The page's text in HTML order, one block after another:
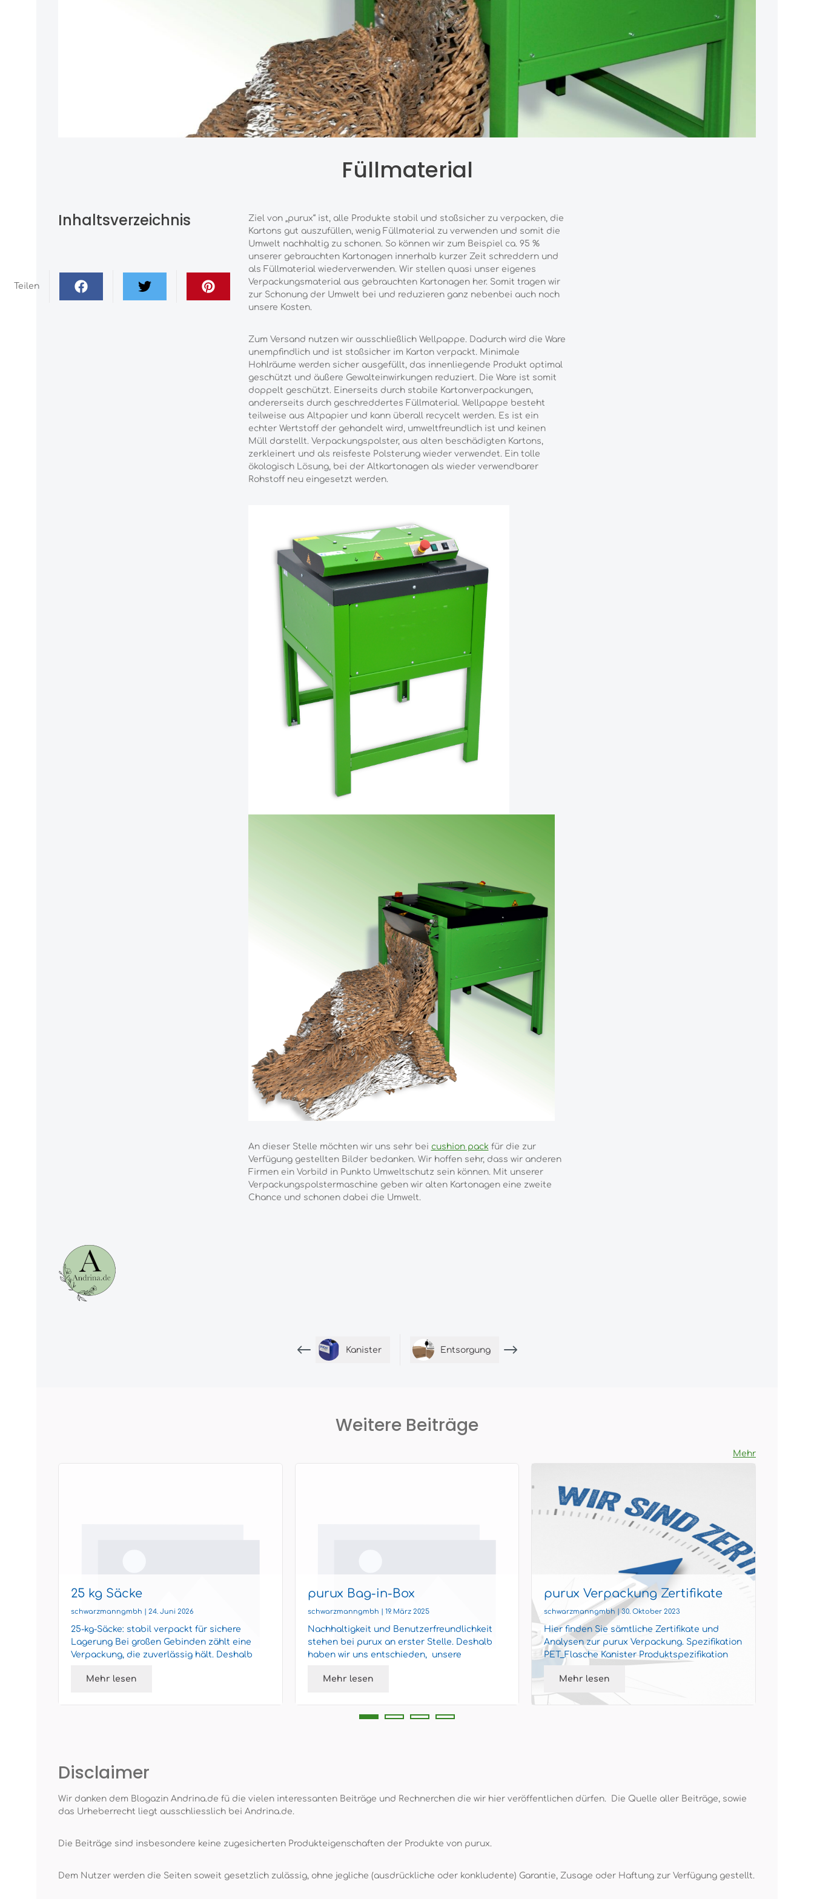
Füllmaterial
Inhaltsverzeichnis
Teilen
Ziel von „purux“ ist, alle Produkte stabil und stoßsicher zu verpacken, die
Kartons gut auszufüllen, wenig Füllmaterial zu verwenden und somit die
Umwelt nachhaltig zu schonen. So können wir zum Beispiel ca. 95 %
unserer gebrauchten Kartonagen innerhalb kurzer Zeit schreddern und
als Füllmaterial wiederverwenden. Wir stellen quasi unser eigenes
Verpackungsmaterial aus gebrauchten Kartonagen her. Somit tragen wir
zur Schonung der Umwelt bei und reduzieren ganz nebenbei auch noch
unsere Kosten.
Zum Versand nutzen wir ausschließlich Wellpappe. Dadurch wird die Ware
unempfindlich und ist stoßsicher im Karton verpackt. Minimale
Hohlräume werden sicher ausgefüllt, das innenliegende Produkt optimal
geschützt und äußere Gewalteinwirkungen reduziert. Die Ware ist somit
doppelt geschützt. Einerseits durch stabile Kartonverpackungen,
andererseits durch geschreddertes Füllmaterial. Wellpappe besteht
teilweise aus Altpapier und kann überall recycelt werden. Es ist ein
echter Wertstoff der gehandelt wird, umweltfreundlich ist und keinen
Müll darstellt. Verpackungspolster, aus alten beschädigten Kartons,
zerkleinert und als reisfeste Polsterung wieder verwendet. Ein tolle
ökologisch Lösung, bei der Altkartonagen als wieder verwendbarer
Rohstoff neu eingesetzt werden.
An dieser Stelle möchten wir uns sehr bei cushion pack für die zur
Verfügung gestellten Bilder bedanken. Wir hoffen sehr, dass wir anderen
Firmen ein Vorbild in Punkto Umweltschutz sein können. Mit unserer
Verpackungspolstermaschine geben wir alten Kartonagen eine zweite
Chance und schonen dabei die Umwelt.
Kanister Entsorgung
Weitere Beiträge
Mehr
25 kg Säcke
schwarzmanngmbh | 24. Juni 2026
25-kg-Säcke: stabil verpackt für sichere
Lagerung Bei großen Gebinden zählt eine
Verpackung, die zuverlässig hält. Deshalb
Mehr lesen
purux Bag-in-Box
schwarzmanngmbh | 19. März 2025
Nachhaltigkeit und Benutzerfreundlichkeit
stehen bei purux an erster Stelle. Deshalb
haben wir uns entschieden, unsere
Mehr lesen
purux Verpackung Zertifikate
schwarzmanngmbh | 30. Oktober 2023
Hier finden Sie sämtliche Zertifikate und
Analysen zur purux Verpackung. Spezifikation
PET_Flasche Kanister Produktspezifikation
400g Kanister Produkt...
Mehr lesen
Disclaimer
Wir danken dem Blogazin Andrina.de fü die vielen interessanten Beiträge und Rechnerchen die wir hier veröffentlichen dürfen. Die Quelle aller Beiträge, sowie
das Urheberrecht liegt ausschliesslich bei Andrina.de.
Die Beiträge sind insbesondere keine zugesicherten Produkteigenschaften der Produkte von purux.
Dem Nutzer werden die Seiten soweit gesetzlich zulässig, ohne jegliche (ausdrückliche oder konkludente) Garantie, Zusage oder Haftung zur Verfügung gestellt.